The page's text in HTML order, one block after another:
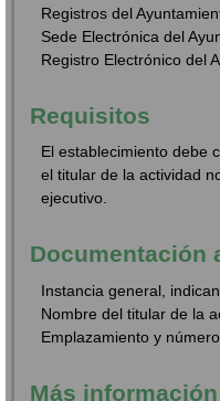
Registros del
Sede Electrónica del
Registro Electrónico del
Requisitos
El establecimiento debe
el titular de la actividad
ejecutivo.
Documentación
Instancia general,
Nombre del titular de la
Emplazamiento y
Más información